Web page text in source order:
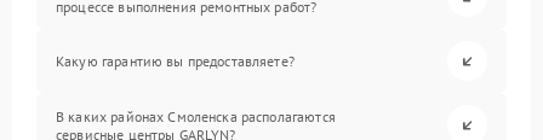
процессе выполнения ремонтных работ?
Какую гарантию вы предоставляете?
В каких районах Смоленска располагаются
сервисные центры GARLYN?